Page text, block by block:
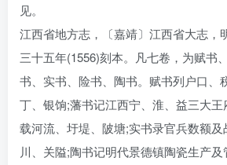
见。
江西省地方志，〔嘉靖〕江西省大志，
三十五年(1556)刻本。凡七卷，为赋书
书、实书、险书、陶书。赋书列户口、
丁、银饷;藩书记江西宁、淮、益三大
载河流、圩堤、陂塘;实书录官兵数额
川、关隘;陶书记明代景德镇陶瓷生产及